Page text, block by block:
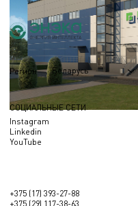
Регион Беларусь
СОЦИАЛЬНЫЕ СЕТИ
Instagram
Linkedin
YouTube
+375 (17) 393-27-88
+375 (29) 117-38-63